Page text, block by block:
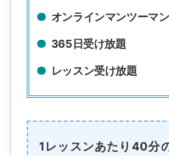
オンラインマンツーマ
365日受け放題
レッスン受け放題
1レッスンあたり40分